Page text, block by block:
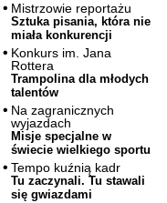
Mistrzowie reportażu
Sztuka pisania, która nie
miała konkurencji
Konkurs im. Jana
Rottera
Trampolina dla młodych
talentów
Na zagranicznych
wyjazdach
Misje specjalne w
świecie wielkiego sportu
Tempo kuźnią kadr
Tu zaczynali. Tu stawali
się gwiazdami